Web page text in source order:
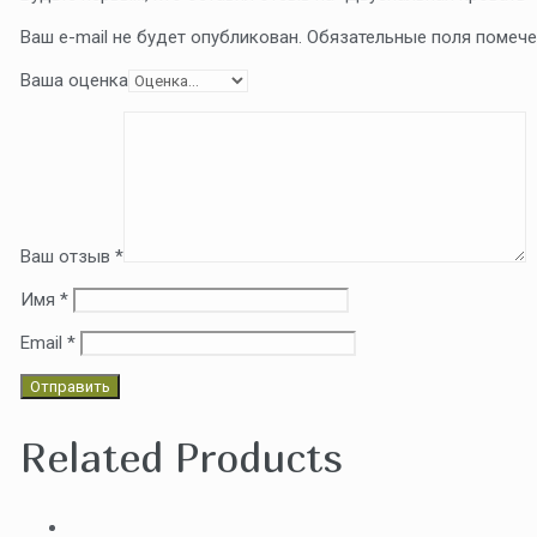
Ваш e-mail не будет опубликован. Обязательные поля
Ваша оценка
Ваш отзыв*
Имя*
Email*
Related Products